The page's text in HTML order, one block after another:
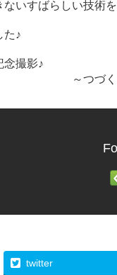
いすばらしい技術
た♪
念撮影♪
く
twitter